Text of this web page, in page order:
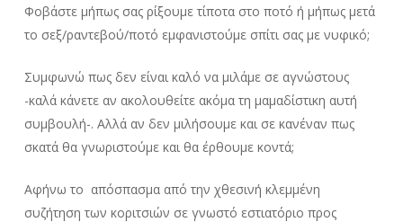
Φοβάστε μήπως σας ρίξουμε τίποτα στο ποτό ή μήπως μετά
το σεξ/ραντεβού/ποτό εμφανιστούμε σπίτι σας με νυφικό;
Συμφωνώ πως δεν είναι καλό να μιλάμε σε αγνώστους
-καλά κάνετε αν ακολουθείτε ακόμα τη μαμαδίστικη αυτή
συμβουλή-. Αλλά αν δεν μιλήσουμε και σε κανέναν πως
σκατά θα γνωριστούμε και θα έρθουμε κοντά;
Αφήνω το απόσπασμα από την χθεσινή κλεμμένη
συζήτηση των κοριτσιών σε γνωστό εστιατόριο προς